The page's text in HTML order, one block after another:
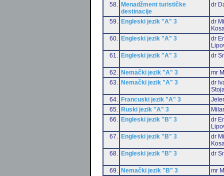
58.
Menadžment turističke
destinacije
dr
59. Engleski jezik "A" 3
dr
60.
Engleski jezik "A" 3
dr
61.
Engleski jezik "A" 3 dr
62. Nemački jezik "A" 3
mr
63.
Nemački jezik "A" 3
dr
64.
Francuski jezik "A" 3
65.
Ruski jezik "A" 3
66.
Engleski jezik "B" 3
dr
67.
Engleski jezik "B" 3
dr
68.
Engleski jezik "B" 3 dr
69. Nemački jezik "B" 3
mr